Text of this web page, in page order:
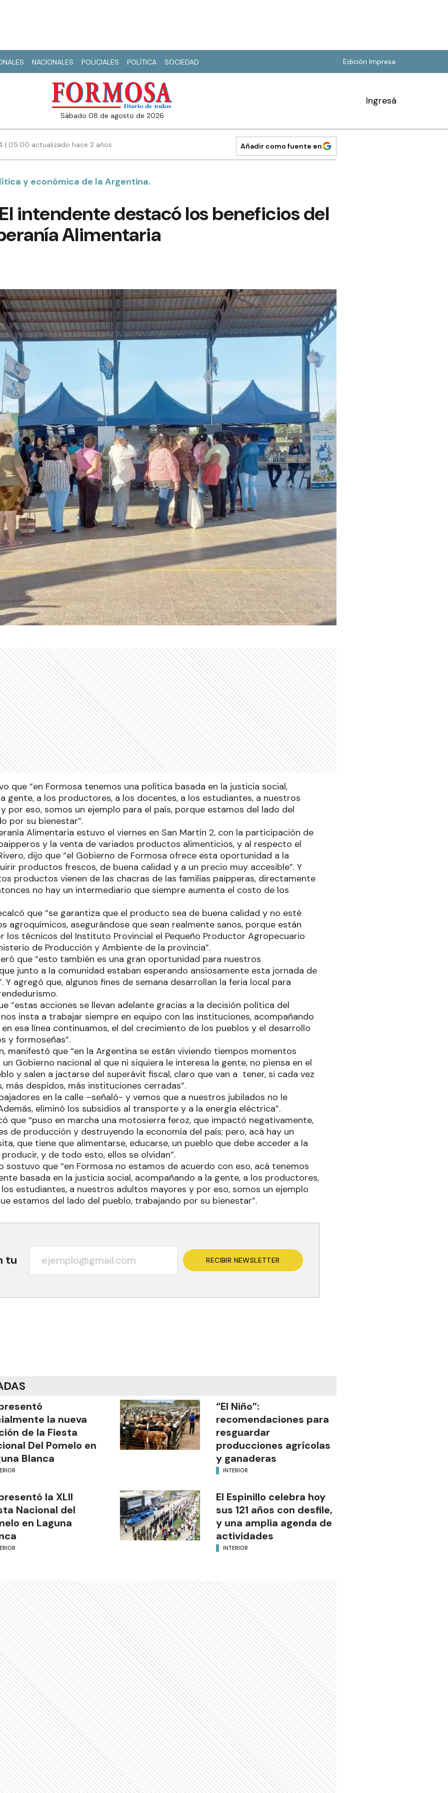
NACIONALES POLICIALES POLÍTICA SOCIEDAD Edición Impresa
sábado 08 de agosto de 2026
Ingresá
| 05:00 actualizado hace 2 años Añadir como fuente en
y económica de la Argentina.
intendente destacó los beneficios del
Alimentaria
que “en Formosa tenemos una política basada en la justicia social,
gente, a los productores, a los docentes, a los estudiantes, a nuestros
por eso, somos un ejemplo para el país, porque estamos del lado del
por su bienestar”.
Alimentaria estuvo el viernes en San Martín 2, con la participación de
y la venta de variados productos alimenticios, y al respecto el
dijo que “el Gobierno de Formosa ofrece esta oportunidad a la
productos frescos, de buena calidad y a un precio muy accesible”. Y
productos vienen de las chacras de las familias paipperas, directamente
no hay un intermediario que siempre aumenta el costo de los
que “se garantiza que el producto sea de buena calidad y no esté
agroquímicos, asegurándose que sean realmente sanos, porque están
los técnicos del Instituto Provincial el Pequeño Productor Agropecuario
de Producción y Ambiente de la provincia”.
que “esto también es una gran oportunidad para nuestros
junto a la comunidad estaban esperando ansiosamente esta jornada de
Y agregó que, algunos fines de semana desarrollan la feria local para
“estas acciones se llevan adelante gracias a la decisión política del
insta a trabajar siempre en equipo con las instituciones, acompañando
esa línea continuamos, el del crecimiento de los pueblos y el desarrollo
y formoseñas”.
manifestó que “en la Argentina se están viviendo tiempos momentos
Gobierno nacional al que ni siquiera le interesa la gente, no piensa en el
y salen a jactarse del superávit fiscal, claro que van a tener, si cada vez
más despidos, más instituciones cerradas”.
en la calle –señaló- y vemos que a nuestros jubilados no le
eliminó los subsidios al transporte y a la energía eléctrica”.
que “puso en marcha una motosierra feroz, que impactó negativamente,
de producción y destruyendo la economía del país; pero, acá hay un
que tiene que alimentarse, educarse, un pueblo que debe acceder a la
y de todo esto, ellos se olvidan”.
sostuvo que “en Formosa no estamos de acuerdo con eso, acá tenemos
basada en la justicia social, acompañando a la gente, a los productores,
estudiantes, a nuestros adultos mayores y por eso, somos un ejemplo
estamos del lado del pueblo, trabajando por su bienestar”.
tu RECIBIR NEWSLETTER
la nueva
de la Fiesta
Del Pomelo en
Blanca
“El Niño”:
recomendaciones para
resguardar
producciones agrícolas
y ganaderas
INTERIOR
la XLII
Nacional del
en Laguna
El Espinillo celebra hoy
sus 121 años con desfile,
y una amplia agenda de
actividades
INTERIOR